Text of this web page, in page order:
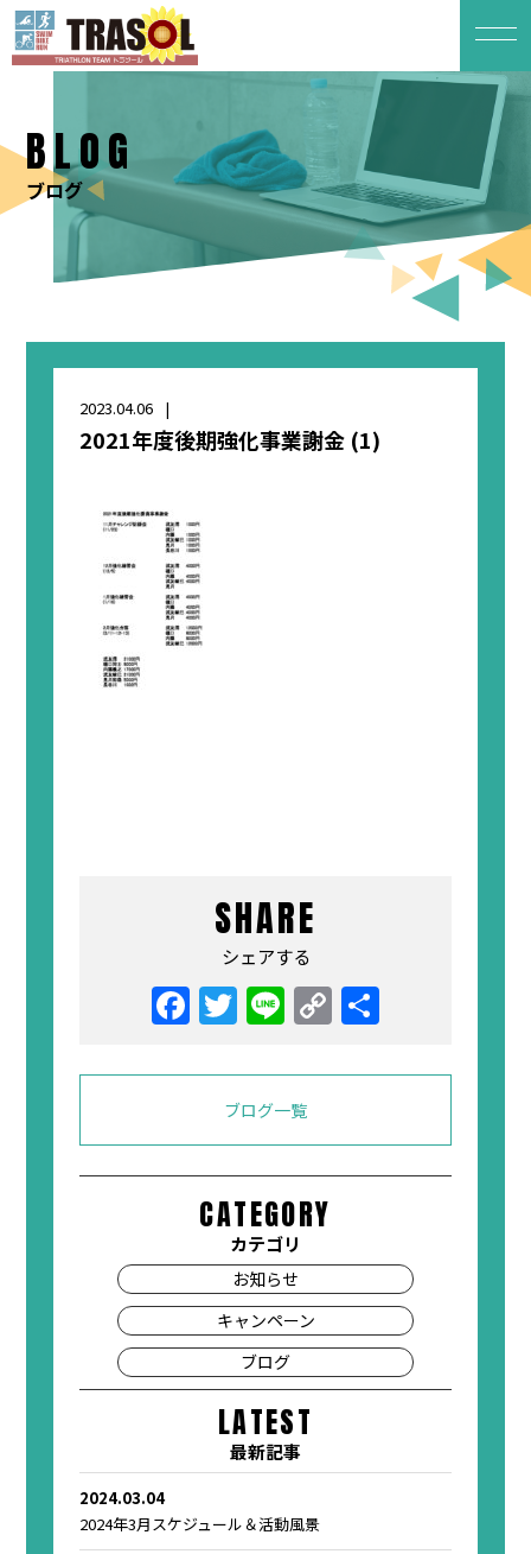
BLOG
ブログ
2023.04.06
2021年度後期強化事業謝金 (1)
SHARE
シェアする
Facebook
Twitter
LineCopy
ブログ一覧
CATEGORY
カテゴリ
お知らせ
キャンペーン
ブログ
LATEST
最新記事
2024.03.04
2024年3月スケジュール＆活動風景